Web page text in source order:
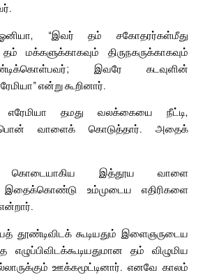
“இவர் தம் சகோதரர்கள்மீது
மக்களுக்காகவும் திருநகருக்காகவும்
இவரே கடவுளின்
என்று கூறினார்.
எரேமியா தமது வலக்கையை நீட்டி,
பொன் வாளைக் கொடுத்தார். அதைக்
கொடையாகிய இத்தூய வாளை
இதைக்கொண்டு உம்முடைய எதிரிகளை
தூண்டிவிடக் கூடியதும் இளைஞருடைய
தம் விழுமிய
ஊக்கமூட்டினார். எனவே காலம்